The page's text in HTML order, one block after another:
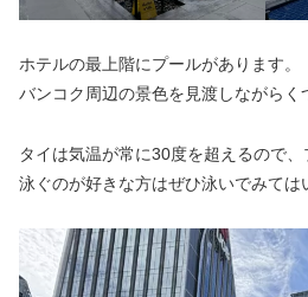
ホテルの最上階にプールがあります。
バンコク周辺の景色を見渡しながらく
タイは気温が常に30度を超えるので、
泳ぐのが好きな方はぜひ泳いでみては